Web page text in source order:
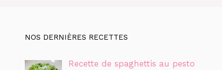
NOS DERNIÈRES RECETTES
Recette de spaghettis au pesto